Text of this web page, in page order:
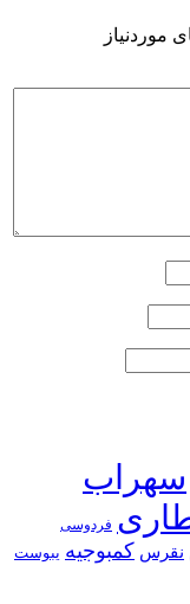
موردنیاز
سهراب
فردوسی
نقرس کمبوجیه یبوست